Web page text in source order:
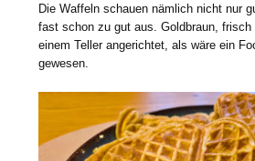
Die Waffeln schauen nämlich nicht nur
fast schon zu gut aus. Goldbraun, frisch
einem Teller angerichtet, als wäre ein
gewesen.